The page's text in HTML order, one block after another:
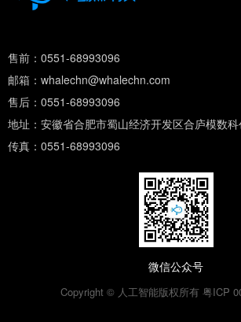
售前：0551-68993096
邮箱：whalechn@whalechn.com
售后：0551-68993096
地址：安徽省合肥市蜀山经济开发区合庐模数
传真：0551-68993096
微信公众号
Copyright © 人工智能版权所有 粤ICP